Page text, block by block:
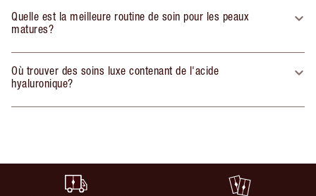
Quelle est la meilleure routine de soin pour les peaux
matures?
Où trouver des soins luxe contenant de l'acide
hyaluronique?